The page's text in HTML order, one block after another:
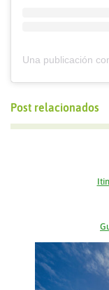
Una publicación
Post relacionados